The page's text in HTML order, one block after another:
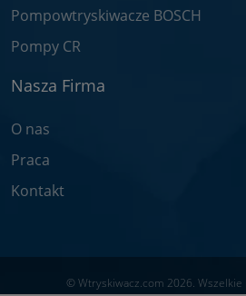
Pompowtryskiwacze BOSCH
Pompy CR
Nasza Firma
O nas
Praca
Kontakt
© Wtryskiwacz.com 2026. Wszelkie